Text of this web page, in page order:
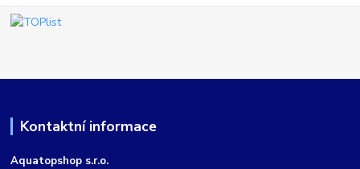
Kontaktní informace
Aquatopshop s.r.o.